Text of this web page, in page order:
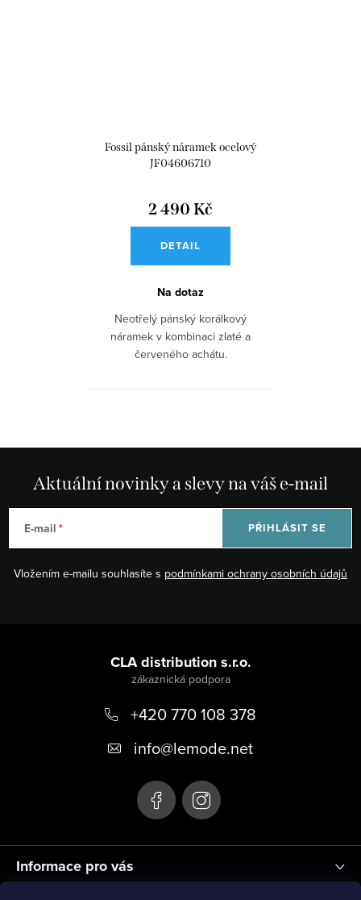
Fossil pánský náramek ocelový
JF04606710
2 490 Kč
DETAIL
Na dotaz
Neotřelý pánský korálkový
náramek v kombinaci zlaté a
červeného achátu.
Aktuální novinky a slevy na váš e-mail
E-mail
Vložením e-mailu souhlasíte s podmínkami ochrany osobních údajů
PŘIHLÁSIT SE
Informace pro vás
CLA distribution s.r.o.
+420 770 108 378
info@lemode.net